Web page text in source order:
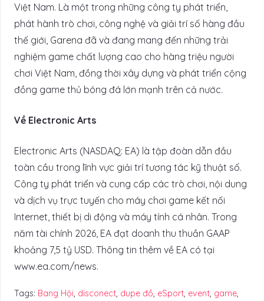
Việt Nam. Là một trong những công ty phát triển,
phát hành trò chơi, công nghệ và giải trí số hàng đầu
thế giới, Garena đã và đang mang đến những trải
nghiệm game chất lượng cao cho hàng triệu người
chơi Việt Nam, đồng thời xây dựng và phát triển cộng
đồng game thủ bóng đá lớn mạnh trên cả nước.
Về Electronic Arts
Electronic Arts (NASDAQ: EA) là tập đoàn dẫn đầu
toàn cầu trong lĩnh vực giải trí tương tác kỹ thuật số.
Công ty phát triển và cung cấp các trò chơi, nội dung
và dịch vụ trực tuyến cho máy chơi game kết nối
Internet, thiết bị di động và máy tính cá nhân. Trong
năm tài chính 2026, EA đạt doanh thu thuần GAAP
khoảng 7,5 tỷ USD. Thông tin thêm về EA có tại
www.ea.com/news.
Tags: Bang Hội, disconect, dupe đồ, eSport, event, game,